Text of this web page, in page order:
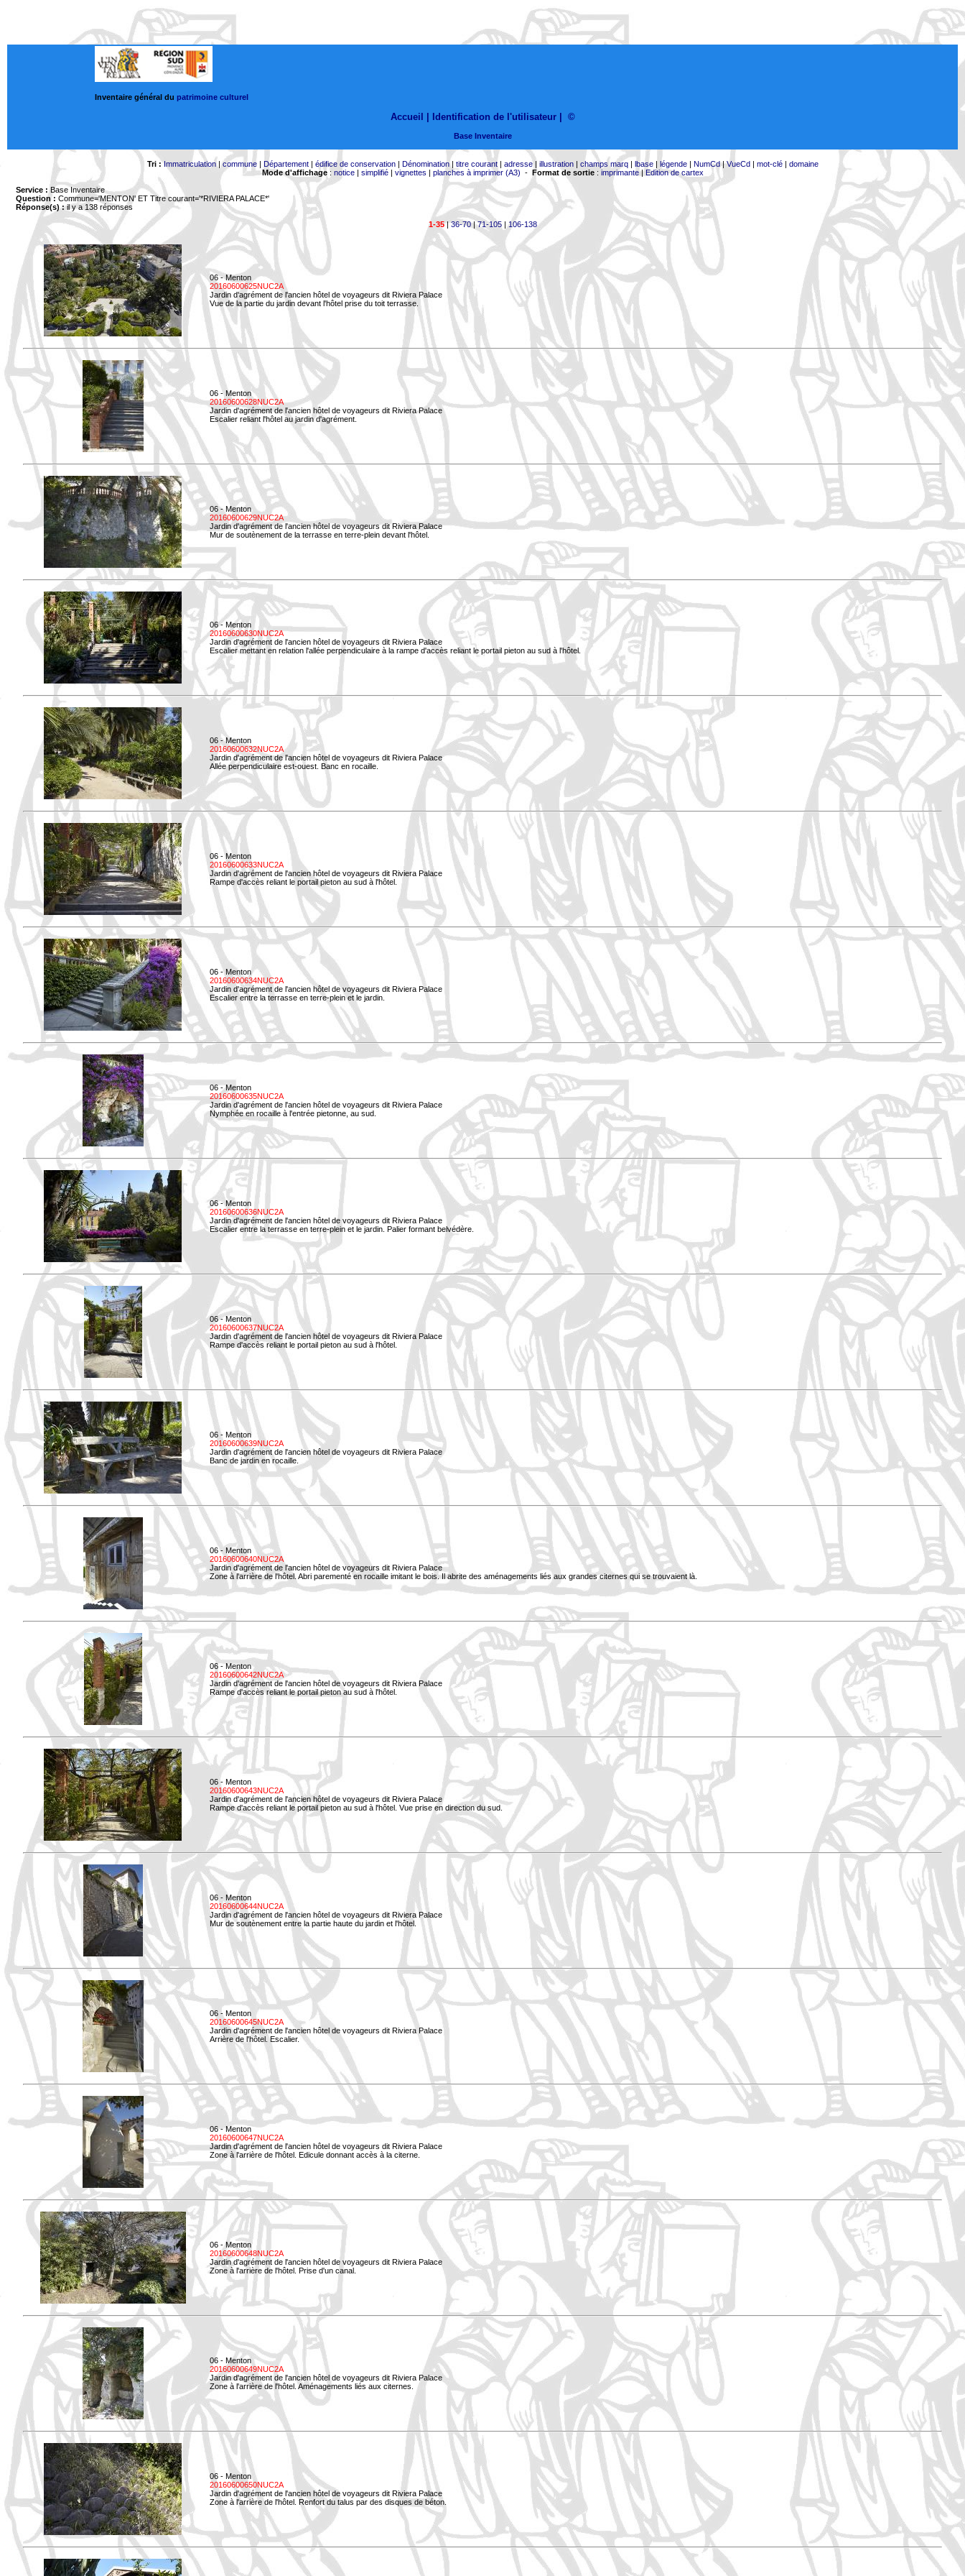
Inventaire général du patrimoine culturel
Accueil | Identification de l'utilisateur ©
Base Inventaire
Tri : Immatriculation|commune| Département| édifice de conservation| Dénomination| titre courant| adresse| illustration| champs marq| lbase| légende| NumCd|VueCd| mot-clé| domaine
Mode d'affichage: notice| simplifié| vignettes | planches à imprimer (A3) - Format de sortie: imprimante|Edition de cartex
Service : Base Inventaire
Question : Commune='MENTON' ET Titre courant='*RIVIERA PALACE*'
Réponse(s) :il y a 138 réponses
1-35|36-70|71-105| 106-138
06 - Menton
20160600625NUC2A
Jardin d'agrément de l'ancien hôtel de voyageurs dit Riviera Palace
Vue de la partie du jardin devant l'hôtel prise du toit terrasse.
06 - Menton
20160600628NUC2A
Jardin d'agrément de l'ancien hôtel de voyageurs dit Riviera Palace
Escalier reliant l'hôtel au jardin d'agrément.
06 - Menton
20160600629NUC2A
Jardin d'agrément de l'ancien hôtel de voyageurs dit Riviera Palace
Mur de soutènement de la terrasse en terre-plein devant l'hôtel.
06 - Menton
20160600630NUC2A
Jardin d'agrément de l'ancien hôtel de voyageurs dit Riviera Palace
Escalier mettant en relation l'allée perpendiculaire à la rampe d'accès reliant le portail pieton au sud à l'hôtel.
06 - Menton
20160600632NUC2A
Jardin d'agrément de l'ancien hôtel de voyageurs dit Riviera Palace
Allée perpendiculaire est-ouest. Banc en rocaille.
06 - Menton
20160600633NUC2A
Jardin d'agrément de l'ancien hôtel de voyageurs dit Riviera Palace
Rampe d'accès reliant le portail pieton au sud à l'hôtel.
06 - Menton
20160600634NUC2A
Jardin d'agrément de l'ancien hôtel de voyageurs dit Riviera Palace
Escalier entre la terrasse en terre-plein et le jardin.
06 - Menton
20160600635NUC2A
Jardin d'agrément de l'ancien hôtel de voyageurs dit Riviera Palace
Nymphée en rocaille à l'entrée pietonne, au sud.
06 - Menton
20160600636NUC2A
Jardin d'agrément de l'ancien hôtel de voyageurs dit Riviera Palace
Escalier entre la terrasse en terre-plein et le jardin. Palier formant belvédère.
06 - Menton
20160600637NUC2A
Jardin d'agrément de l'ancien hôtel de voyageurs dit Riviera Palace
Rampe d'accès reliant le portail pieton au sud à l'hôtel.
06 - Menton
20160600639NUC2A
Jardin d'agrément de l'ancien hôtel de voyageurs dit Riviera Palace
Banc de jardin en rocaille.
06 - Menton
20160600640NUC2A
Jardin d'agrément de l'ancien hôtel de voyageurs dit Riviera Palace
Zone à l'arrière de l'hôtel. Abri parementé en rocaille imitant le bois. Il abrite des aménagements liés aux grandes citernes qui se trouvaient là.
06 - Menton
20160600642NUC2A
Jardin d'agrément de l'ancien hôtel de voyageurs dit Riviera Palace
Rampe d'accès reliant le portail pieton au sud à l'hôtel.
06 - Menton
20160600643NUC2A
Jardin d'agrément de l'ancien hôtel de voyageurs dit Riviera Palace
Rampe d'accès reliant le portail pieton au sud à l'hôtel. Vue prise en direction du sud.
06 - Menton
20160600644NUC2A
Jardin d'agrément de l'ancien hôtel de voyageurs dit Riviera Palace
Mur de soutènement entre la partie haute du jardin et l'hôtel.
06 - Menton
20160600645NUC2A
Jardin d'agrément de l'ancien hôtel de voyageurs dit Riviera Palace
Arrière de l'hôtel. Escalier.
06 - Menton
20160600647NUC2A
Jardin d'agrément de l'ancien hôtel de voyageurs dit Riviera Palace
Zone à l'arrière de l'hôtel. Edicule donnant accès à la citerne.
06 - Menton
20160600648NUC2A
Jardin d'agrément de l'ancien hôtel de voyageurs dit Riviera Palace
Zone à l'arrière de l'hôtel. Prise d'un canal.
06 - Menton
20160600649NUC2A
Jardin d'agrément de l'ancien hôtel de voyageurs dit Riviera Palace
Zone à l'arrière de l'hôtel. Aménagements liés aux citernes.
06 - Menton
20160600650NUC2A
Jardin d'agrément de l'ancien hôtel de voyageurs dit Riviera Palace
Zone à l'arrière de l'hôtel. Renfort du talus par des disques de béton.